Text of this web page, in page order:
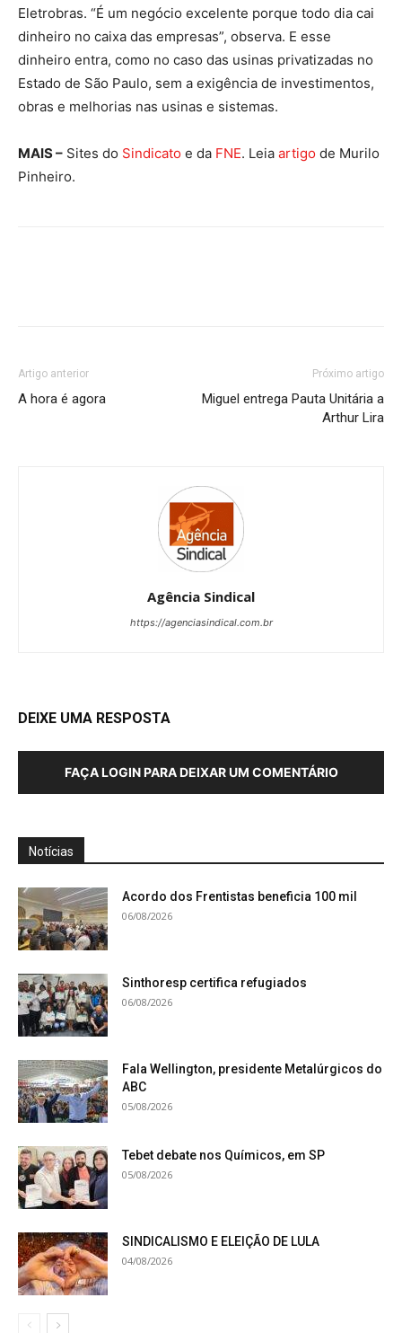
Eletrobras. “É um negócio excelente porque todo dia cai
dinheiro no caixa das empresas”, observa. E esse
dinheiro entra, como no caso das usinas privatizadas no
Estado de São Paulo, sem a exigência de investimentos,
obras e melhorias nas usinas e sistemas.
MAIS – Sites do Sindicato e da FNE. Leia artigo de Murilo
Pinheiro.
Artigo anterior
A hora é agora
Próximo artigo
Miguel entrega Pauta Unitária a
Arthur Lira
Agência Sindical
https://agenciasindical.com.br
DEIXE UMA RESPOSTA
FAÇA LOGIN PARA DEIXAR UM COMENTÁRIO
Notícias
Acordo dos Frentistas beneficia 100 mil
06/08/2026
Sinthoresp certifica refugiados
06/08/2026
Fala Wellington, presidente Metalúrgicos do
ABC
05/08/2026
Tebet debate nos Químicos, em SP
05/08/2026
SINDICALISMO E ELEIÇÃO DE LULA
04/08/2026